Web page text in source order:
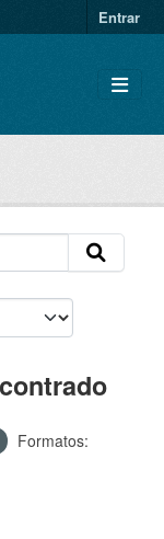
Entrar
Formatos: